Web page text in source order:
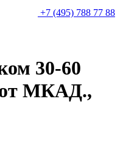
+7 (495) 788 77 88
30-60
от МКАД.,